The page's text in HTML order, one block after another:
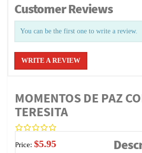
Customer Reviews
You can be the first one to write a review.
WRITE A REVIEW
MOMENTOS DE PAZ
TERESITA
Price: $5.95